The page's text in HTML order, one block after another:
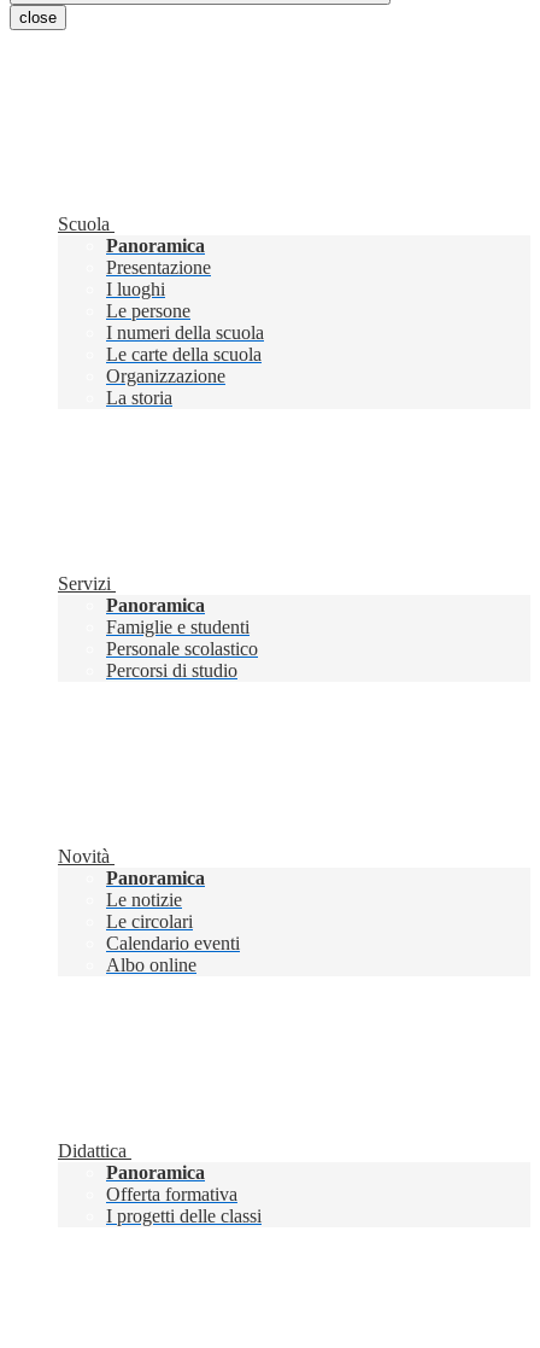
close
Scuola
Panoramica
Presentazione
I luoghi
Le persone
I numeri della scuola
Le carte della scuola
Organizzazione
La storia
Servizi
Panoramica
Famiglie e studenti
Personale scolastico
Percorsi di studio
Novità
Panoramica
Le notizie
Le circolari
Calendario eventi
Albo online
Didattica
Panoramica
Offerta formativa
I progetti delle classi